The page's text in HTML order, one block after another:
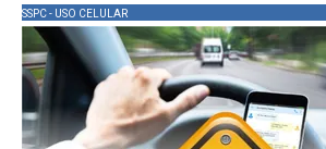
SSPC - USO CELULAR